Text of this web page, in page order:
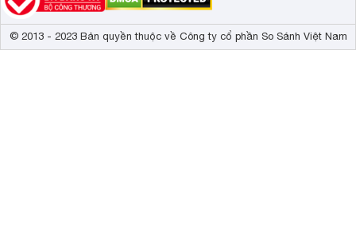
© 2013 - 2023 Bản quyền thuộc về Công ty cổ phần So Sánh Việt Nam